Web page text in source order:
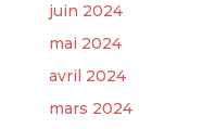
juin 2024
mai 2024
avril 2024
mars 2024